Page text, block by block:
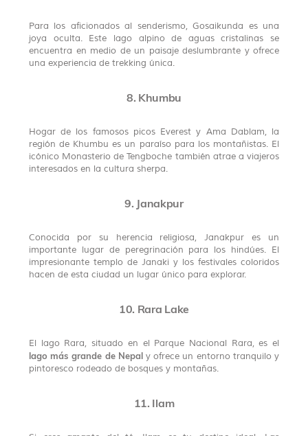
Para los aficionados al senderismo, Gosaikunda es una
joya oculta. Este lago alpino de aguas cristalinas se
encuentra en medio de un paisaje deslumbrante y ofrece
una experiencia de trekking única.
8. Khumbu
Hogar de los famosos picos Everest y Ama Dablam, la
región de Khumbu es un paraíso para los montañistas. El
icónico Monasterio de Tengboche también atrae a viajeros
interesados en la cultura sherpa.
9. Janakpur
Conocida por su herencia religiosa, Janakpur es un
importante lugar de peregrinación para los hindúes. El
impresionante templo de Janaki y los festivales coloridos
hacen de esta ciudad un lugar único para explorar.
10. Rara Lake
El lago Rara, situado en el Parque Nacional Rara, es el
lago más grande de Nepaly ofrece un entorno tranquilo y
pintoresco rodeado de bosques y montañas.
11. Ilam